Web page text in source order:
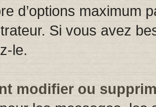
d’options maximum
Si vous avez
le.
modifier ou